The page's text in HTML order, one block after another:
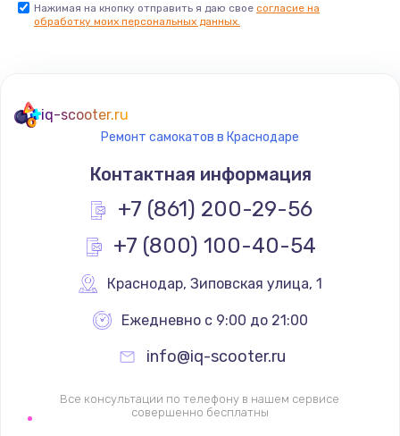
Нажимая на кнопку отправить я даю свое согласие на
обработку моих персональных данных.
iq-scooter.ru
Ремонт самокатов в Краснодаре
Контактная информация
+7 (861) 200-29-56
+7 (800) 100-40-54
Краснодар, Зиповская улица, 1
Ежедневно с 9:00 до 21:00
info@iq-scooter.ru
Все консультации по телефону в нашем сервисе
совершенно бесплатны